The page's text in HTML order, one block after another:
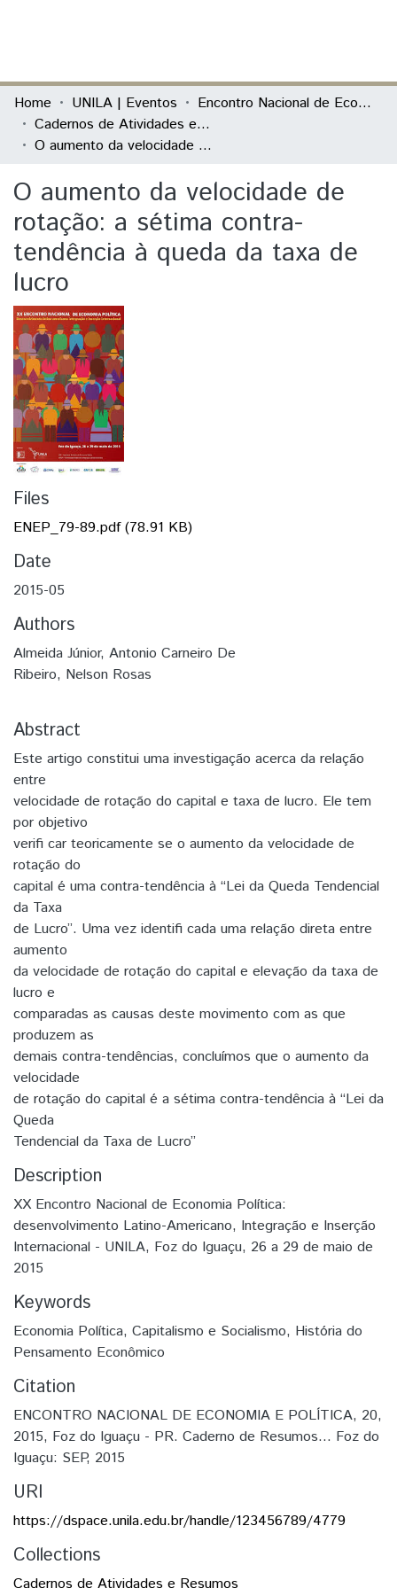
Communities & Collections
All of DSpace
Home UNILA | Eventos
Encontro Nacional de Economia Política
Cadernos de Atividades e Resumos
O aumento da velocidade de rotação: a sétima contra-tendência à queda da taxa de lucro
O aumento da velocidade de
rotação: a sétima contra-
tendência à queda da taxa de
lucro
Files
ENEP_79-89.pdf(78.91 KB)
Date
2015-05
Authors
Almeida Júnior, Antonio Carneiro De
Ribeiro, Nelson Rosas
Abstract
Este artigo constitui uma investigação acerca da relação
entre
velocidade de rotação do capital e taxa de lucro. Ele tem
por objetivo
verifi car teoricamente se o aumento da velocidade de
rotação do
capital é uma contra-tendência à “Lei da Queda Tendencial
da Taxa
de Lucro”. Uma vez identifi cada uma relação direta entre
aumento
da velocidade de rotação do capital e elevação da taxa de
lucro e
comparadas as causas deste movimento com as que
produzem as
demais contra-tendências, concluímos que o aumento da
velocidade
de rotação do capital é a sétima contra-tendência à “Lei da
Queda
Tendencial da Taxa de Lucro”
Description
XX Encontro Nacional de Economia Política:
desenvolvimento Latino-Americano, Integração e Inserção
Internacional - UNILA, Foz do Iguaçu, 26 a 29 de maio de
2015
Keywords
Economia Política, Capitalismo e Socialismo, História do
Pensamento Econômico
Citation
ENCONTRO NACIONAL DE ECONOMIA E POLÍTICA, 20,
2015, Foz do Iguaçu - PR. Caderno de Resumos... Foz do
Iguaçu: SEP, 2015
URI
https://dspace.unila.edu.br/handle/123456789/4779
Collections